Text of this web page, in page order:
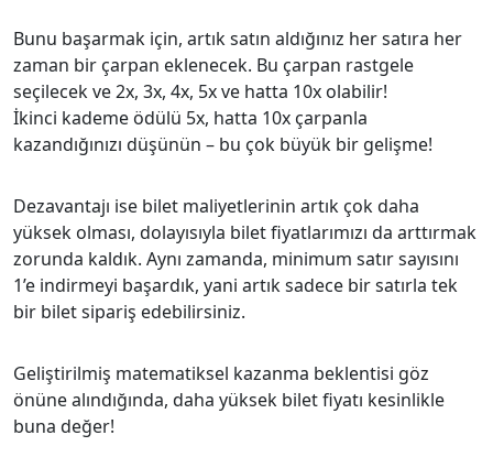
Bunu başarmak için, artık satın aldığınız her satıra her
zaman bir çarpan eklenecek. Bu çarpan rastgele
seçilecek ve 2x, 3x, 4x, 5x ve hatta 10x olabilir!
İkinci kademe ödülü 5x, hatta 10x çarpanla
kazandığınızı düşünün – bu çok büyük bir gelişme!
Dezavantajı ise bilet maliyetlerinin artık çok daha
yüksek olması, dolayısıyla bilet fiyatlarımızı da arttırmak
zorunda kaldık. Aynı zamanda, minimum satır sayısını
1’e indirmeyi başardık, yani artık sadece bir satırla tek
bir bilet sipariş edebilirsiniz.
Geliştirilmiş matematiksel kazanma beklentisi göz
önüne alındığında, daha yüksek bilet fiyatı kesinlikle
buna değer!